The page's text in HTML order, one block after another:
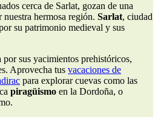
cerca de Sarlat, gozan de una
hermosa región. Sarlat, ciudad
su patrimonio medieval y sus
sus yacimientos prehistóricos,
Aprovecha tus vacaciones de
para explorar cuevas como las
piragüismo en la Dordoña, o